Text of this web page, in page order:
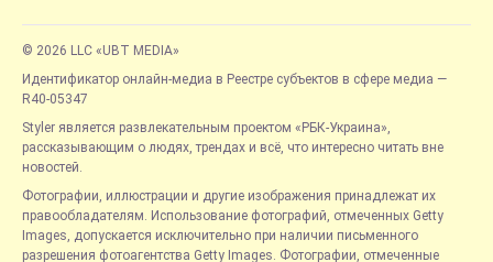
© 2026 LLC «UBT MEDIA»
Идентификатор онлайн-медиа в Реестре субъектов в сфере медиа —
R40-05347
Styler является развлекательным проектом «РБК-Украина»,
рассказывающим о людях, трендах и всё, что интересно читать вне
новостей.
Фотографии, иллюстрации и другие изображения принадлежат их
правообладателям. Использование фотографий, отмеченных Getty
Images, допускается исключительно при наличии письменного
разрешения фотоагентства Getty Images. Фотографии, отмеченные